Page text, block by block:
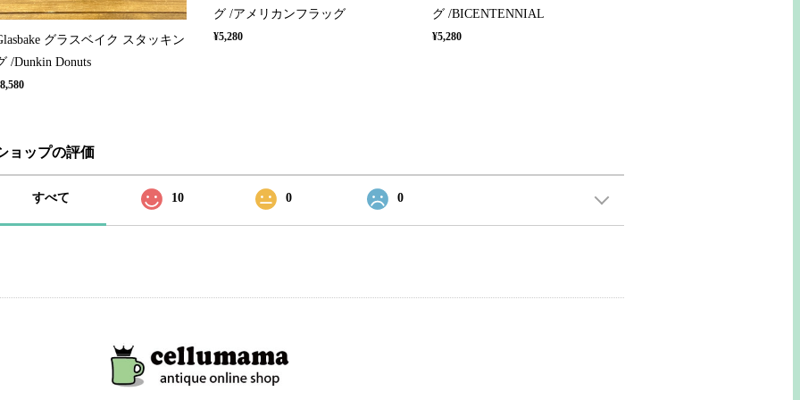
グラスベイク スタッキン
/Dunkin Donuts
グ /アメリカンフラッグ
¥5,280
グ /BICENTENNIAL
¥5,280
ョップの評価
すべて 10 0 0